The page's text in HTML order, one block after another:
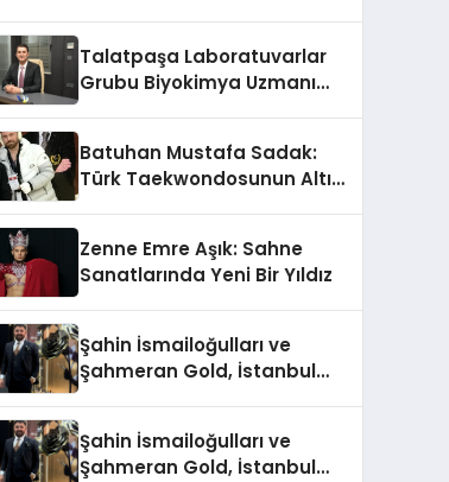
Talatpaşa Laboratuvarlar
Grubu Biyokimya Uzmanı
Batuhan Mustafa Sadak:
Türk Taekwondosunun Altın
Zenne Emre Aşık: Sahne
Sanatlarında Yeni Bir Yıldız
Şahin İsmailoğulları ve
Şahmeran Gold, İstanbul
Şahin İsmailoğulları ve
Şahmeran Gold, İstanbul